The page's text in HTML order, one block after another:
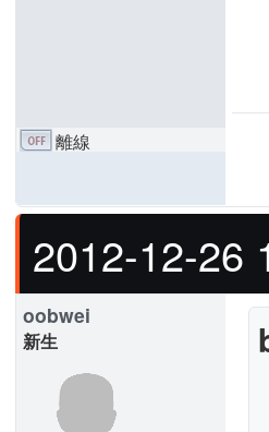
離線
2012-12-26
oobwei
新生